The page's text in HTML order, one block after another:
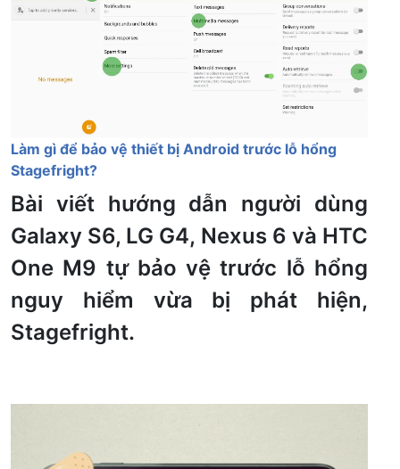
Làm gì để bảo vệ thiết bị Android trước lỗ hổng
Stagefright?
Bài viết hướng dẫn người dùng
Galaxy S6, LG G4, Nexus 6 và HTC
One M9 tự bảo vệ trước lỗ hổng
nguy hiểm vừa bị phát hiện,
Stagefright.